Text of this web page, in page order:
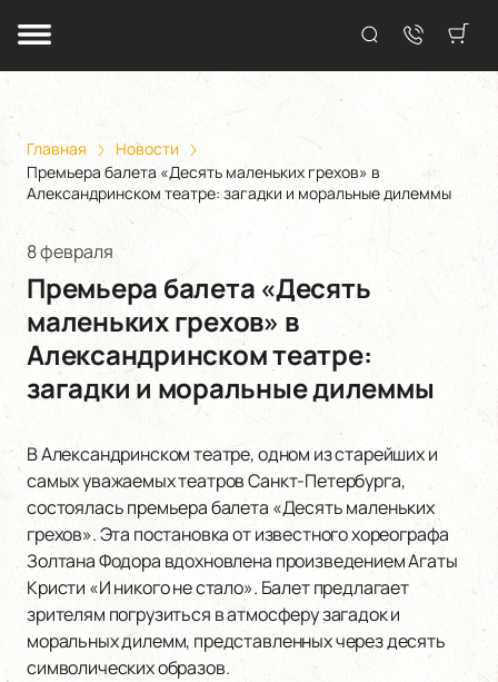
Главная
Новости
Премьера балета «Десять маленьких грехов» в
Александринском театре: загадки и моральные дилеммы
8 февраля
Премьера балета «Десять
маленьких грехов» в
Александринском театре:
загадки и моральные дилеммы
В Александринском театре, одном из старейших и
самых уважаемых театров Санкт-Петербурга,
состоялась премьера балета «Десять маленьких
грехов». Эта постановка от известного хореографа
Золтана Фодора вдохновлена произведением Агаты
Кристи «И никого не стало». Балет предлагает
зрителям погрузиться в атмосферу загадок и
моральных дилемм, представленных через десять
символических образов.